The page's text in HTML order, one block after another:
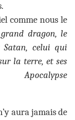
comme nous le
dragon, le
Satan, celui qui
la terre, et ses
Apocalypse
aura jamais de